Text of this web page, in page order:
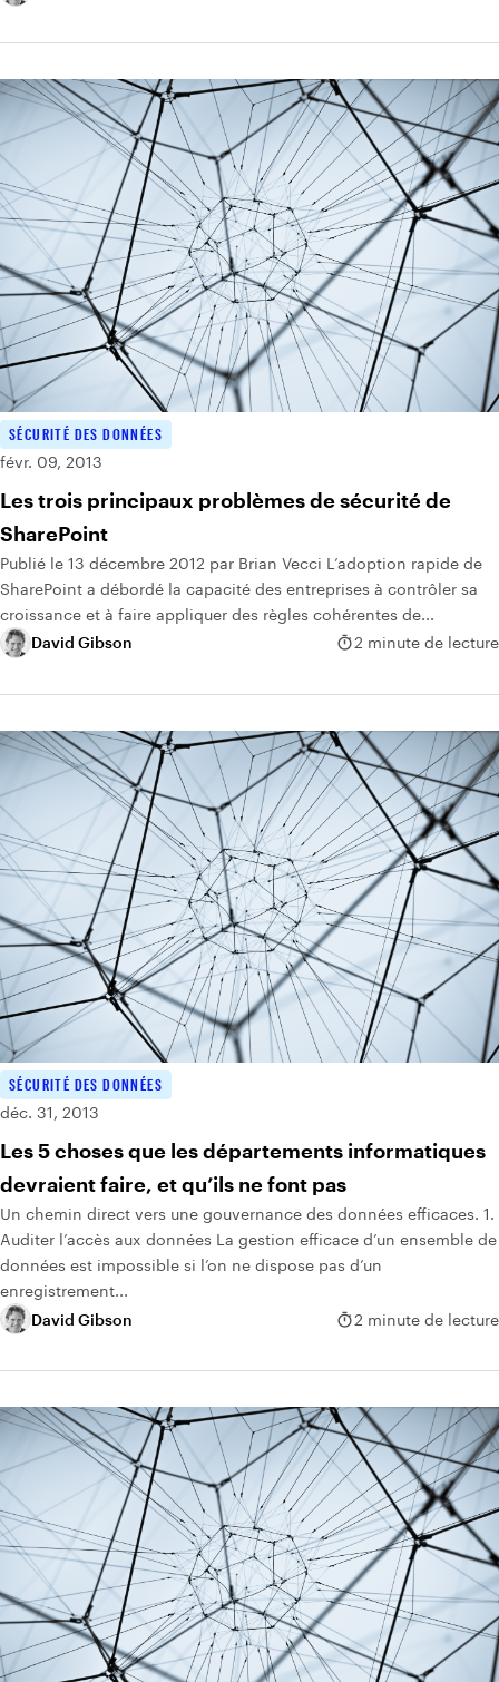
SÉCURITÉ DES DONNÉES
févr. 09, 2013
Les trois principaux problèmes de sécurité de
SharePoint
Publié le 13 décembre 2012 par Brian Vecci L’adoption rapide de
SharePoint a débordé la capacité des entreprises à contrôler sa
croissance et à faire appliquer des règles cohérentes de...
David Gibson
2 minute de lecture
SÉCURITÉ DES DONNÉES
déc. 31, 2013
Les 5 choses que les départements informatiques
devraient faire, et qu’ils ne font pas
Un chemin direct vers une gouvernance des données efficaces. 1.
Auditer l’accès aux données La gestion efficace d’un ensemble de
données est impossible si l’on ne dispose pas d’un
enregistrement...
David Gibson
2 minute de lecture